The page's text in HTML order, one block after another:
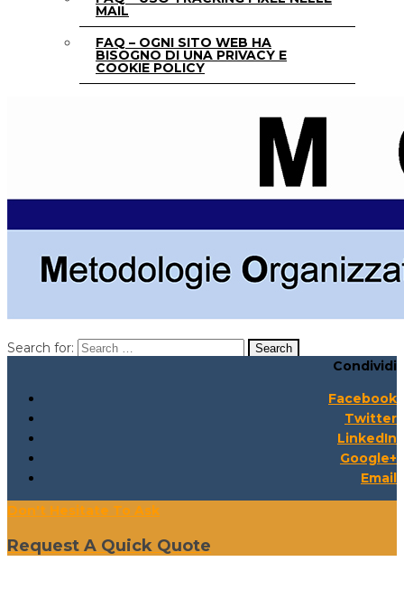
MAIL
FAQ – OGNI SITO WEB HA
BISOGNO DI UNA PRIVACY E
COOKIE POLICY
Search for:
Condividi
Facebook
Twitter
LinkedIn
Google+
Email
Don't Hesitate To Ask
Request A Quick Quote